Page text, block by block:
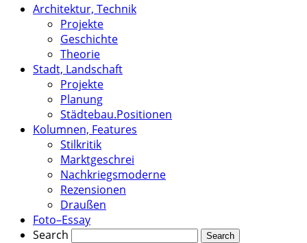
Architektur, Technik
Projekte
Geschichte
Theorie
Stadt, Landschaft
Projekte
Planung
Städtebau.Positionen
Kolumnen, Features
Stilkritik
Marktgeschrei
Nachkriegsmoderne
Rezensionen
Draußen
Foto–Essay
Search